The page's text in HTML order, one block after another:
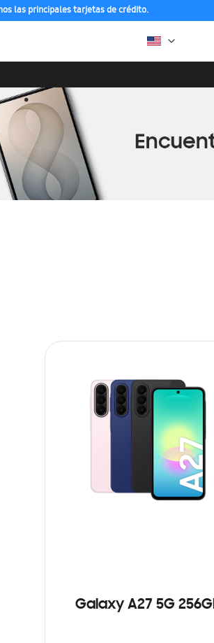
las principales tarjetas de crédito.
Galaxy A27 5G